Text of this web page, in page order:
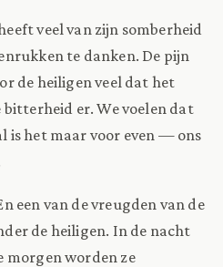
veel van zijn somberheid
te danken. De pijn
de heiligen veel dat het
er. We voelen dat
is het maar voor even — ons
een van de vreugden van de
de heiligen. In de nacht
morgen worden ze